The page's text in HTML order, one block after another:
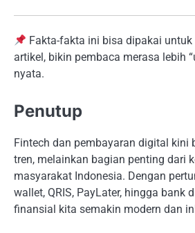
Fakta-fakta ini bisa dipakai
artikel, bikin pembaca merasa lebih
nyata.
Penutup
Fintech dan pembayaran digital kini
tren, melainkan bagian penting dari
masyarakat Indonesia. Dengan
wallet, QRIS, PayLater, hingga bank
finansial kita semakin modern dan